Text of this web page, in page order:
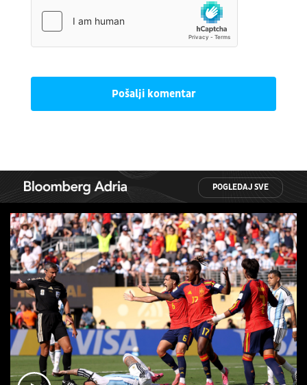
Pošalji komentar
POGLEDAJ SVE